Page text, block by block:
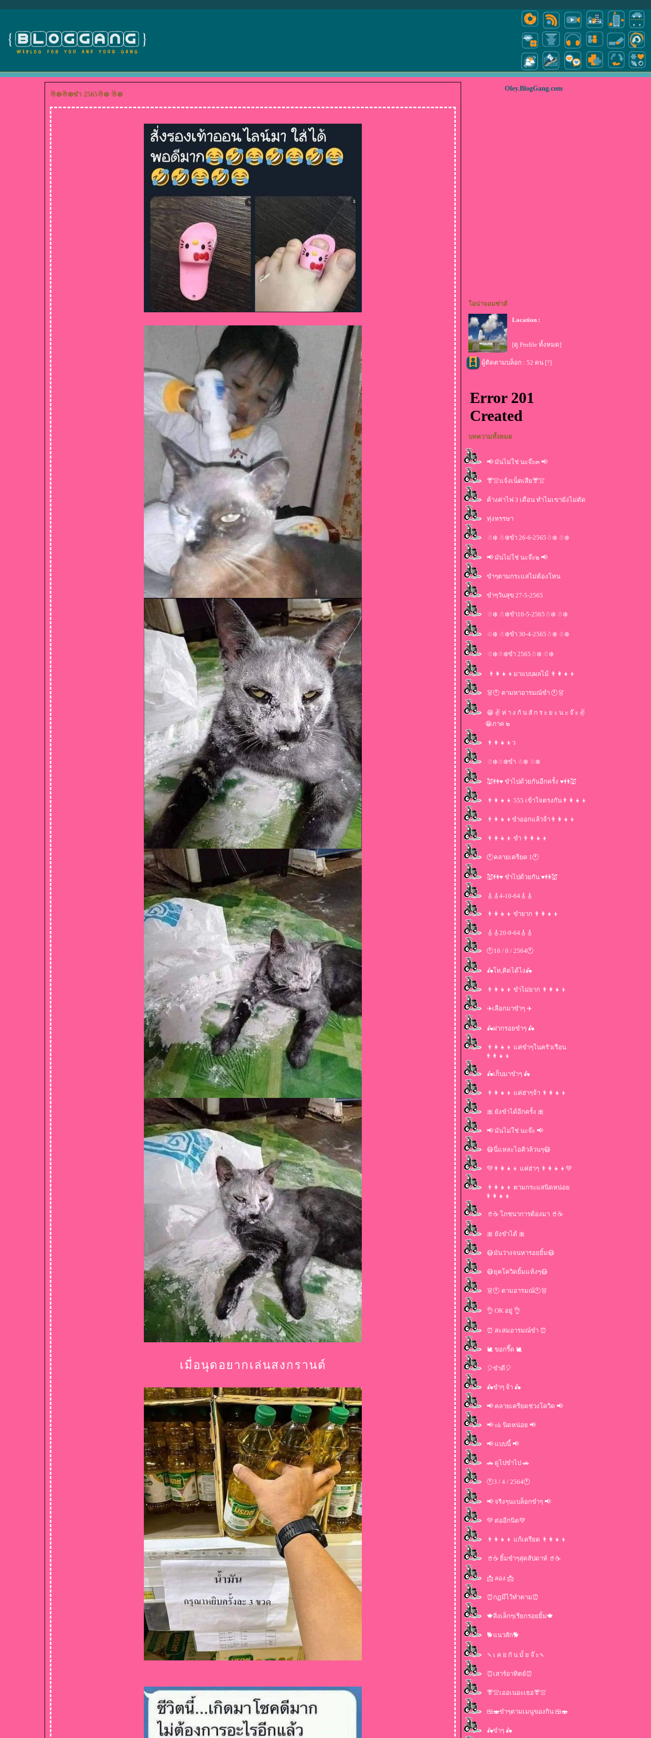
☃❄️☃❄️ขำ 2565☃❄️ ☃❄️
เมื่อนุดอยากเล่นสงกรานต์
Oley.BlogGang.com
อน่าจอมซ่าส์
Location :
[ดู Profile ทั้งหมด]
ผู้ติดตามบล็อก : 52 คน [?]
บทความทั้งหมด
📢 มันไม่ใช่ นะจ๊ะ๓ 📢
👘👚แจ้งเน็ตเสีย👘👚
ค้างค่าไฟ 3 เดือน ทำไมเขายังไม่ตัด
ทุ่งหรรษา
☃❄️ ☃❄️ขำ 26-6-2565☃❄️ ☃❄️
📢 มันไม่ใช่ นะจ๊ะ๒ 📢
ขำๆตามกระแสไม่ต้องโหน
ขำๆวันสุข 27-5-2565
☃❄️ ☃❄️ขำ10-5-2565☃❄️ ☃❄️
☃❄️ ☃❄️ขำ 30-4-2565☃❄️ ☃❄️
☃❄️☃❄️ขำ 2565☃❄️ ☃❄️
👨‍👩‍👧‍👦มาแบบผลไม้ 👨‍👩‍👧‍👦
👗🕚 ตามหาอารมณ์ขำ 🕚👗
😁 ✌️ ห่ า ง กั น สั ก ร ะ ย ะ น ะ จ๊ ะ ✌️
😁ภาค ๒
👨‍👩‍👧‍👦ว
☃❄️☃❄️ขำ ☃❄️ ☃❄️
💒👫♥ ขำไปด้วยกันอีกครั้ง ♥👫💒
👨‍👩‍👧‍👦 555 เข้าใจตรงกัน👨‍👩‍👧‍👦
👨‍👩‍👧‍👦ขำออกแล้วจ้า👨‍👩‍👧‍👦
👨‍👩‍👧‍👦 ขำ 👨‍👩‍👧‍👦
🕚คลายเครียด 1🕚
💒👫♥ ขำไปด้วยกัน ♥👫💒
🎸🎸4-10-64🎸🎸
👨‍👩‍👧‍👦 ขำยาก 👨‍👩‍👧‍👦
🎸🎸20-9-64🎸🎸
🕚18 / 0 / 2564🕚
🛵โห,คิดได้ไง🛵
👨‍👩‍👧‍👦 ขำไม่ยาก 👨‍👩‍👧‍👦
✈️เลือกมาขำๆ ✈️
🛵ฝากรอยขำๆ 🛵
👨‍👩‍👧‍👦 แค่ขำๆในครัวเรือน
👨‍👩‍👧‍👦
🛵เก็บมาขำๆ 🛵
👨‍👩‍👧‍👦 แค่ฮ่าๆจ้า 👨‍👩‍👧‍👦
🎀 ยังขำได้อีกครั้ง 🎀
📢 มันไม่ใช่ นะจ๊ะ 📢
😷นี่แหละไอคิวล้วนๆ😷
💚👨‍👩‍👧‍👦 แค่ฮ่าๆ 👨‍👩‍👧‍👦💚
👨‍👩‍👧‍👦 ตามกระแสนิดหน่อ
👨‍👩‍👧‍👦
🥤☕ โภชนาการต้องมา 🥤☕
🎀 ยังขำได้ 🎀
😷มันว่างจนหารอยยิ้ม😷
😷ยุคโควิดยิ้มแห้งๆ😷
👗🕚 ตามอารมณ์🕚👗
👌 OK อยู่ 👌
⏰ สะสมอารมณ์ขำ ⏰
🐌 ขอกรี๊ด 🐌
🎈ขำดี🎈
🛵ขำๆ จ้า 🛵
📢 คลายเครียดช่วงโควิด 📢
📢 ok นิดหน่อย 📢
📢 แบบนี้ 📢
🚗 ดูไปขำไป 🚗
🕚3 / 4 / 2564🕚
📢 จริงๆนะบล็อกขำๆ 📢
💚 ต่ออีกนิด💚
👨‍👩‍👧‍👦 แก้เครียด 👨‍👩‍👧‍👦
🥤☕ ยิ้มขำๆสุดสัปดาห์ 🥤☕
📩 ลอง 📩
⏰กฏมีไว้ทำตาม⏰
🍁สิ่งเล็กๆเรียกรอยยิ้ม🍁
🐕แนวสัก🐕
🍡เ ค ย กั น มั้ ย จ๊ ะ🍡
⏰เสาร์อาทิตย์⏰
👘👚เออเนอะเธอ👘👚
🍱🍣ขำๆตามเมนูของกิน 🍱🍣
🛵ขำๆ 🛵